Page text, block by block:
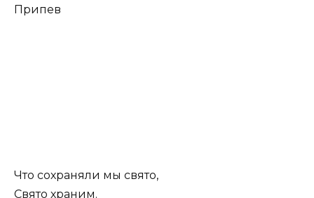
Припев
Что сохраняли мы свято,
Свято храним.